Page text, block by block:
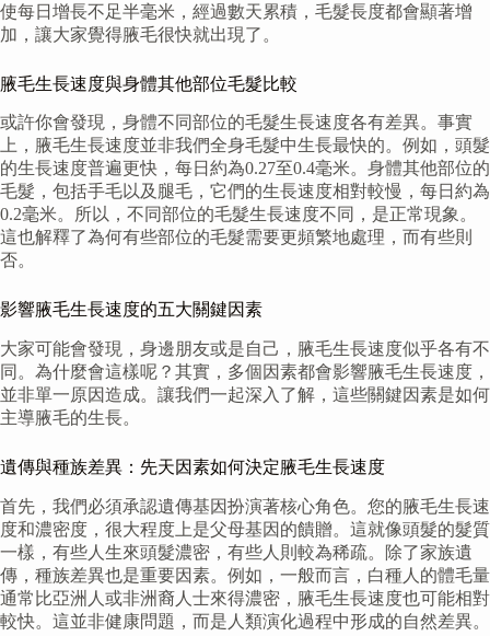
使每日增長不足半毫米，經過數天累積，毛髮長度都會顯著增
加，讓大家覺得腋毛很快就出現了。
腋毛生長速度與身體其他部位毛髮比較
或許你會發現，身體不同部位的毛髮生長速度各有差異。事實
上，腋毛生長速度並非我們全身毛髮中生長最快的。例如，頭髮
的生長速度普遍更快，每日約為0.27至0.4毫米。身體其他部位的
毛髮，包括手毛以及腿毛，它們的生長速度相對較慢，每日約為
0.2毫米。所以，不同部位的毛髮生長速度不同，是正常現象。
這也解釋了為何有些部位的毛髮需要更頻繁地處理，而有些則
否。
影響腋毛生長速度的五大關鍵因素
大家可能會發現，身邊朋友或是自己，腋毛生長速度似乎各有不
同。為什麼會這樣呢？其實，多個因素都會影響腋毛生長速度，
並非單一原因造成。讓我們一起深入了解，這些關鍵因素是如何
主導腋毛的生長。
遺傳與種族差異：先天因素如何決定腋毛生長速度
首先，我們必須承認遺傳基因扮演著核心角色。您的腋毛生長速
度和濃密度，很大程度上是父母基因的饋贈。這就像頭髮的髮質
一樣，有些人生來頭髮濃密，有些人則較為稀疏。除了家族遺
傳，種族差異也是重要因素。例如，一般而言，白種人的體毛量
通常比亞洲人或非洲裔人士來得濃密，腋毛生長速度也可能相對
較快。這並非健康問題，而是人類演化過程中形成的自然差異。